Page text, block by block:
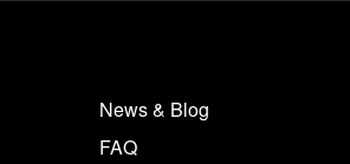
News & Blog
FAQ